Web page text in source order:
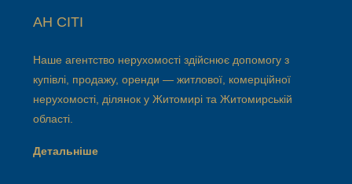
АН СІТІ
Наше агентство нерухомості здійснює допомогу з
купівлі, продажу, оренди — житлової, комерційної
нерухомості, ділянок у Житомирі та Житомирській
області.
Детальніше